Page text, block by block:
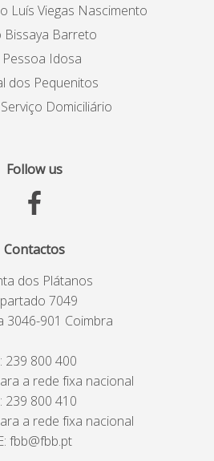
Luís Viegas Nascimento
Bissaya Barreto
Pessoa Idosa
dos Pequenitos
Domiciliário
Follow us
Contactos
dos Plátanos
7049
3046-901 Coimbra
239 800 400
a rede fixa nacional
239 800 410
a rede fixa nacional
fbb@fbb.pt